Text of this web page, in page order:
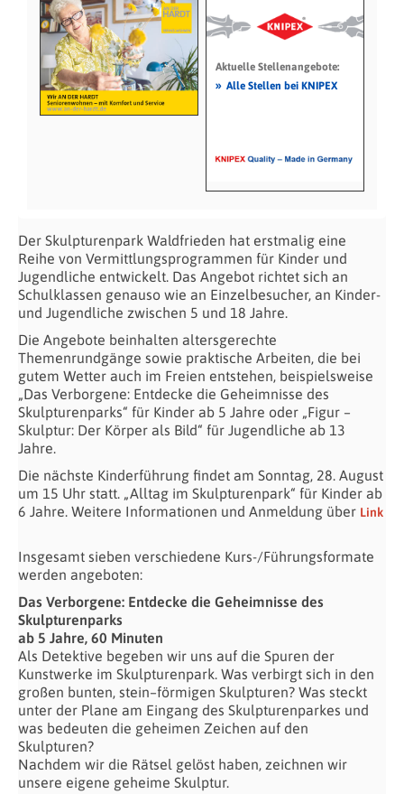
Aktuelle Stellenangebote:
» Alle Stellen bei KNIPEX
Der Skulpturenpark Waldfrieden hat erstmalig eine
Reihe von Vermittlungsprogrammen für Kinder und
Jugendliche entwickelt. Das Angebot richtet sich an
Schulklassen genauso wie an Einzelbesucher, an Kinder-
und Jugendliche zwischen 5 und 18 Jahre.
Die Angebote beinhalten altersgerechte
Themenrundgänge sowie praktische Arbeiten, die bei
gutem Wetter auch im Freien entstehen, beispielsweise
„Das Verborgene: Entdecke die Geheimnisse des
Skulpturenparks“ für Kinder ab 5 Jahre oder „Figur –
Skulptur: Der Körper als Bild“ für Jugendliche ab 13
Jahre.
Die nächste Kinderführung findet am Sonntag, 28. August
um 15 Uhr statt. „Alltag im Skulpturenpark“ für Kinder ab
6 Jahre. Weitere Informationen und Anmeldung über Link
Insgesamt sieben verschiedene Kurs-/Führungsformate
werden angeboten:
Das Verborgene: Entdecke die Geheimnisse des
Skulpturenparks
ab 5 Jahre, 60 Minuten
Als Detektive begeben wir uns auf die Spuren der
Kunstwerke im Skulpturenpark. Was verbirgt sich in den
großen bunten, stein–förmigen Skulpturen? Was steckt
unter der Plane am Eingang des Skulpturenparkes und
was bedeuten die geheimen Zeichen auf den
Skulpturen?
Nachdem wir die Rätsel gelöst haben, zeichnen wir
unsere eigene geheime Skulptur.